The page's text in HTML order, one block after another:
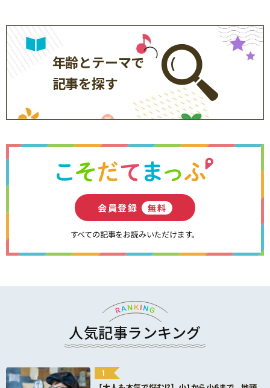
年齢とテーマで
記事を探す
会員登録 無料
すべての記事をお読みいただけます。
人気記事ランキング
1